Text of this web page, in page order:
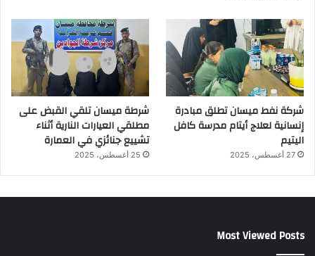
شركة نفط ميسان تطلق مبادرة
إنسانية لعلاج أيتام مدرسة كافل
اليتيم
27 أغسطس، 2025
شرطة ميسان تلقي القبض على
مطلقي العيارات النارية أثناء
تشييع جنائزي في العمارة
25 أغسطس، 2025
Most Viewed Posts